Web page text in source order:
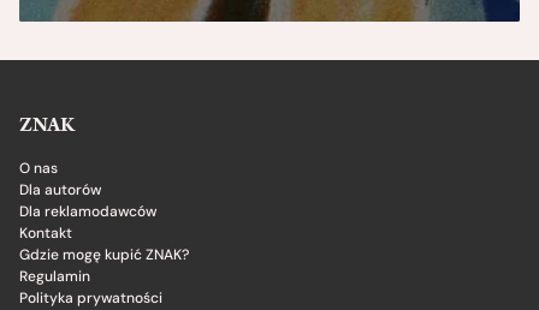
ZNAK
O nas
Dla autorów
Dla reklamodawców
Kontakt
Gdzie mogę kupić ZNAK?
Regulamin
Polityka prywatności